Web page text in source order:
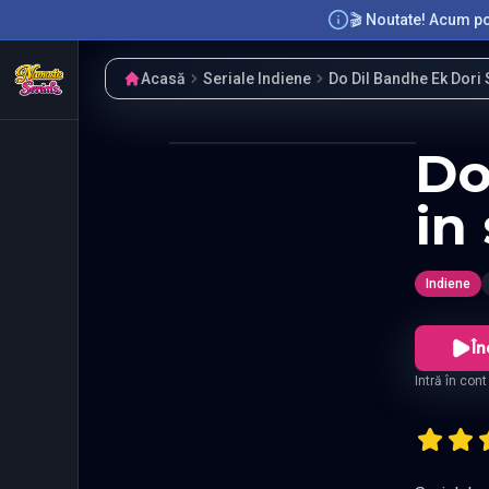
🎬 Noutate! Acum
Acasă Seriale Indiene Do Dil Bandhe Ek Dori
in
Indiene
Intră în